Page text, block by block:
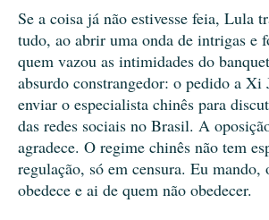
Se a coisa já não estivesse feia, Lula
tudo, ao abrir uma onda de intrigas e
quem vazou as intimidades do
absurdo constrangedor: o pedido a Xi
enviar o especialista chinês para
das redes sociais no Brasil. A
agradece. O regime chinês não tem
regulação, só em censura. Eu mando,
obedece e ai de quem não obedecer.